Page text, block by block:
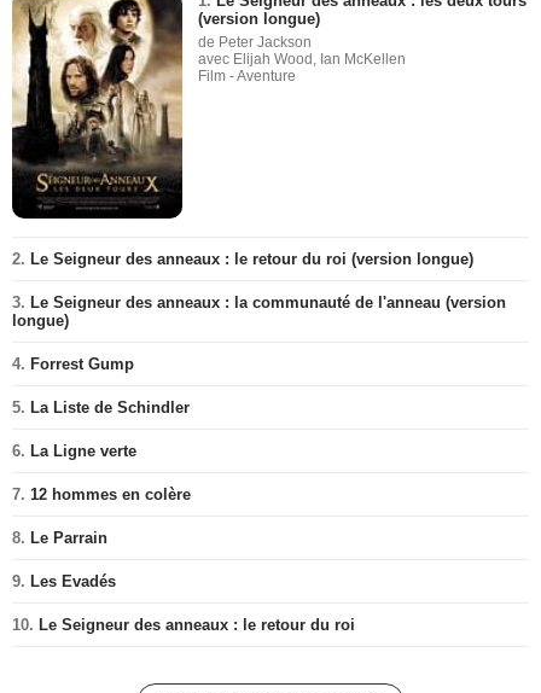
(version longue)
de Peter Jackson
avec Elijah Wood, Ian McKellen
Film - Aventure
2. Le Seigneur des anneaux : le retour du roi (version longue)
3. Le Seigneur des anneaux : la communauté de l'anneau (version
longue)
4. Forrest Gump
5. La Liste de Schindler
6. La Ligne verte
7. 12 hommes en colère
8. Le Parrain
9. Les Evadés
10. Le Seigneur des anneaux : le retour du roi